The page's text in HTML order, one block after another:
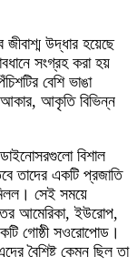
জীবাশ্ম উদ্ধার হয়েছে
সংগ্রহ করা হয়
বেশি ভাঙা
আকার, আকৃতি বিভিন্ন
বিশাল
তাদের একটি প্রজাতি
সেই সময়ে
আমেরিকা, ইউরোপ,
গোষ্ঠী সওরোপোড।
বৈশিষ্ট কেমন ছিল তা